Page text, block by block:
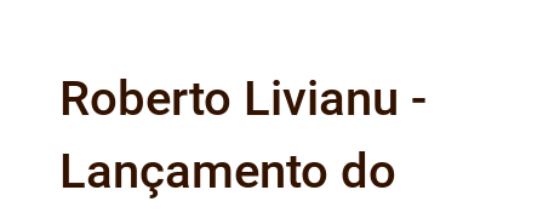
Roberto Livianu -
Lançamento do